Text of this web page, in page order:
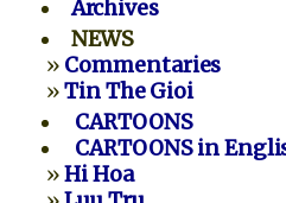
Archives
NEWS
» Commentaries
»Tin The Gioi
CARTOONS
CARTOONS in
»Hi Hoa